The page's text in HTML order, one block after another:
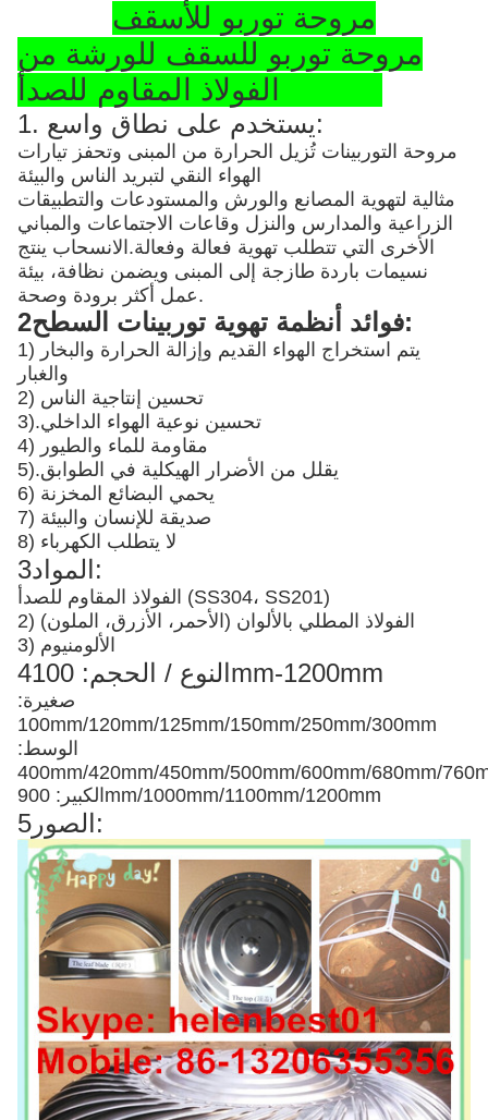
مروحة توربو للأسقف
مروحة توربو للسقف للورشة من
1. يستخدم على نطاق واسع:
مروحة التوربينات تُزيل الحرارة من المبنى وتحفز تيارات
الهواء النقي لتبريد الناس والبيئة
مثالية لتهوية المصانع والورش والمستودعات والتطبيقات
الزراعية والمدارس والنزل وقاعات الاجتماعات والمباني
الأخرى التي تتطلب تهوية فعالة وفعالة.الانسحاب ينتج
نسيمات باردة طازجة إلى المبنى ويضمن نظافة، بيئة
عمل أكثر برودة وصحة.
2فوائد أنظمة تهوية توربينات السطح:
1) يتم استخراج الهواء القديم وإزالة الحرارة والبخار
والغبار
2) تحسين إنتاجية الناس
3).تحسين نوعية الهواء الداخلي
4) مقاومة للماء والطيور
5).يقلل من الأضرار الهيكلية في الطوابق
6) يحمي البضائع المخزنة
7) صديقة للإنسان والبيئة
8) لا يتطلب الكهرباء
3المواد:
الفولاذ المقاوم للصدأ (SS304، SS201)
2) الفولاذ المطلي بالألوان (الأحمر، الأزرق، الملون)
3) الألومنيوم
4النوع / الحجم: 100mm-1200mm
صغيرة:
100mm/120mm/125mm/150mm/250mm/300mm
الوسط:
400mm/420mm/450mm/500mm/600mm/680mm/
الكبير: 900mm/1000mm/1100mm/1200mm
5الصور: